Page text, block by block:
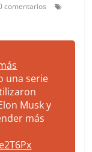
comentarios
una serie
Musk y
más